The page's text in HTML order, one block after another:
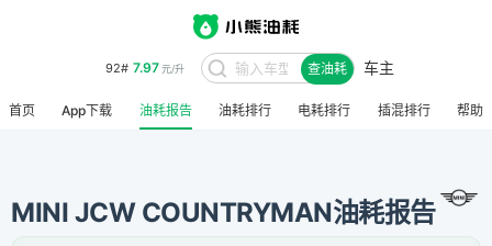
92# 7.97元/升 查油耗 车主
首页 App下载 油耗报告 油耗排行 电耗排行 插混排行 帮助
MINI JCW COUNTRYMAN油耗报告